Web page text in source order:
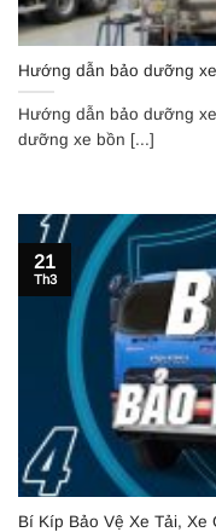
Hướng dẫn bảo dưỡng
Hướng dẫn bảo dưỡng
dưỡng xe bồn [...]
Bí Kíp Bảo Vệ Xe Tải, Xe
21
Th3